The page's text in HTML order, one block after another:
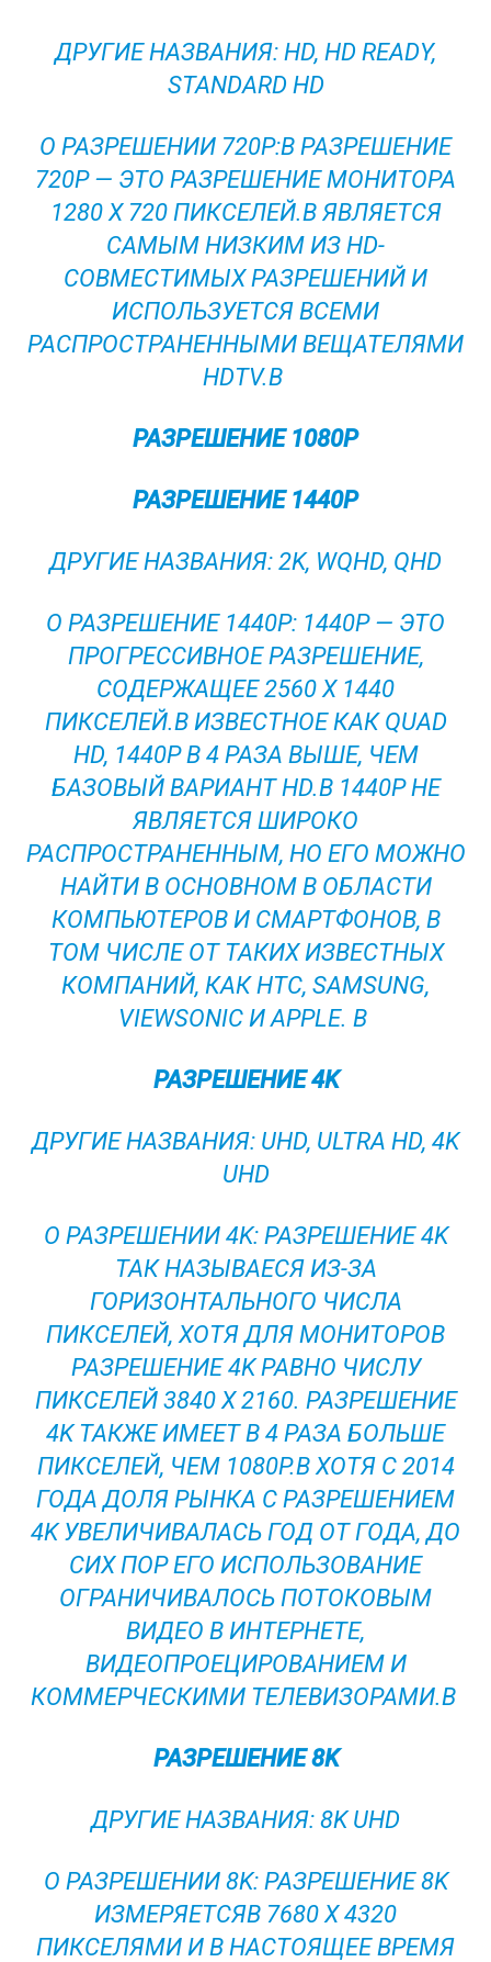
ДРУГИЕ НАЗВАНИЯ: HD, HD READY,
STANDARD HD
О РАЗРЕШЕНИИ 720P:В РАЗРЕШЕНИЕ
720P — ЭТО РАЗРЕШЕНИЕ МОНИТОРА
1280 X 720 ПИКСЕЛЕЙ.В ЯВЛЯЕТСЯ
САМЫМ НИЗКИМ ИЗ HD-
СОВМЕСТИМЫХ РАЗРЕШЕНИЙ И
ИСПОЛЬЗУЕТСЯ ВСЕМИ
РАСПРОСТРАНЕННЫМИ ВЕЩАТЕЛЯМИ
HDTV.В
РАЗРЕШЕНИЕ 1080P
РАЗРЕШЕНИЕ 1440P
ДРУГИЕ НАЗВАНИЯ: 2K, WQHD, QHD
О РАЗРЕШЕНИЕ 1440P: 1440P — ЭТО
ПРОГРЕССИВНОЕ РАЗРЕШЕНИЕ,
СОДЕРЖАЩЕЕ 2560 X 1440
ПИКСЕЛЕЙ.В ИЗВЕСТНОЕ КАК QUAD
HD, 1440P В 4 РАЗА ВЫШЕ, ЧЕМ
БАЗОВЫЙ ВАРИАНТ HD.В 1440P НЕ
ЯВЛЯЕТСЯ ШИРОКО
РАСПРОСТРАНЕННЫМ, НО ЕГО МОЖНО
НАЙТИ В ОСНОВНОМ В ОБЛАСТИ
КОМПЬЮТЕРОВ И СМАРТФОНОВ, В
ТОМ ЧИСЛЕ ОТ ТАКИХ ИЗВЕСТНЫХ
КОМПАНИЙ, КАК HTC, SAMSUNG,
VIEWSONIC И APPLE. В
РАЗРЕШЕНИЕ 4K
ДРУГИЕ НАЗВАНИЯ: UHD, ULTRA HD, 4K
UHD
О РАЗРЕШЕНИИ 4K: РАЗРЕШЕНИЕ 4K
ТАК НАЗЫВАЕСЯ ИЗ-ЗА
ГОРИЗОНТАЛЬНОГО ЧИСЛА
ПИКСЕЛЕЙ, ХОТЯ ДЛЯ МОНИТОРОВ
РАЗРЕШЕНИЕ 4K РАВНО ЧИСЛУ
ПИКСЕЛЕЙ 3840 X 2160. РАЗРЕШЕНИЕ
4K ТАКЖЕ ИМЕЕТ В 4 РАЗА БОЛЬШЕ
ПИКСЕЛЕЙ, ЧЕМ 1080P.В ХОТЯ С 2014
ГОДА ДОЛЯ РЫНКА С РАЗРЕШЕНИЕМ
4K УВЕЛИЧИВАЛАСЬ ГОД ОТ ГОДА, ДО
СИХ ПОР ЕГО ИСПОЛЬЗОВАНИЕ
ОГРАНИЧИВАЛОСЬ ПОТОКОВЫМ
ВИДЕО В ИНТЕРНЕТЕ,
ВИДЕОПРОЕЦИРОВАНИЕМ И
КОММЕРЧЕСКИМИ ТЕЛЕВИЗОРАМИ.В
РАЗРЕШЕНИЕ 8K
ДРУГИЕ НАЗВАНИЯ: 8K UHD
О РАЗРЕШЕНИИ 8K: РАЗРЕШЕНИЕ 8K
ИЗМЕРЯЕТСЯВ 7680 X 4320
ПИКСЕЛЯМИ И В НАСТОЯЩЕЕ ВРЕМЯ